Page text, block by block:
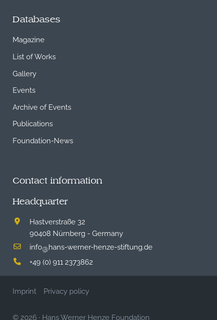
Databases
Magazine
List of Works
Gallery
Events
Archive of Events
Publications
Foundation-News
Contact information
Headquarter
Hastverstraße 32
90408 Nürnberg - Germany
info@hans-werner-henze-stiftung.de
+49 (0) 911 2373862
Imprint Privacy policy
© 2026 · Hans Werner Henze Foundation